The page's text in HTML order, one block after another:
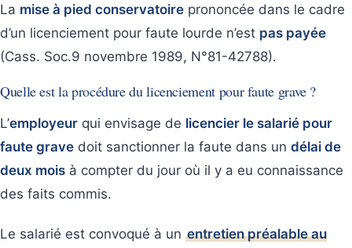
La mise à pied conservatoire prononcée dans le cadre
d’un licenciement pour faute lourde n’est pas payée
(Cass. Soc.9 novembre 1989, N°81-42788).
Quelle est la procédure du licenciement pour faute grave ?
L’employeur qui envisage de licencier le salarié pour
faute grave doit sanctionner la faute dans un délai de
deux mois à compter du jour où il y a eu connaissance
des faits commis.
Le salarié est convoqué à un entretien préalable au